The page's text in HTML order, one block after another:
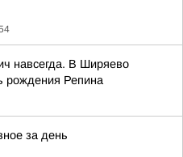
навсегда. В Ширяево
рождения Репина
за день